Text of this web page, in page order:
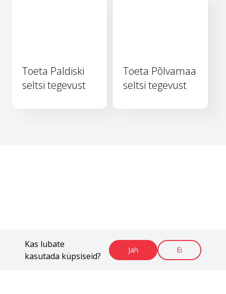
Kas lubate
kasutada küpsiseid?
Jah Ei
Toeta Paldiski
seltsi tegevust
Toeta Põlvamaa
seltsi tegevust